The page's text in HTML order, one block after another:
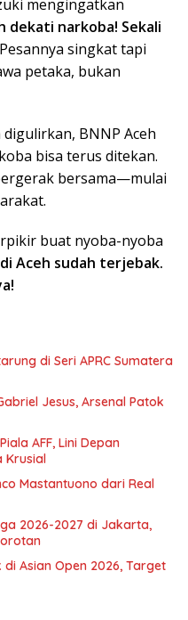
mengingatkan
dekati narkoba! Sekali
Pesannya singkat tapi
petaka, bukan
BNNP Aceh
bisa terus ditekan.
bersama—mulai
buat nyoba-nyoba
Aceh sudah terjebak.
di Seri APRC Sumatera
Jesus, Arsenal Patok
AFF, Lini Depan
Krusial
Mastantuono dari Real
2026-2027 di Jakarta,
Asian Open 2026, Target